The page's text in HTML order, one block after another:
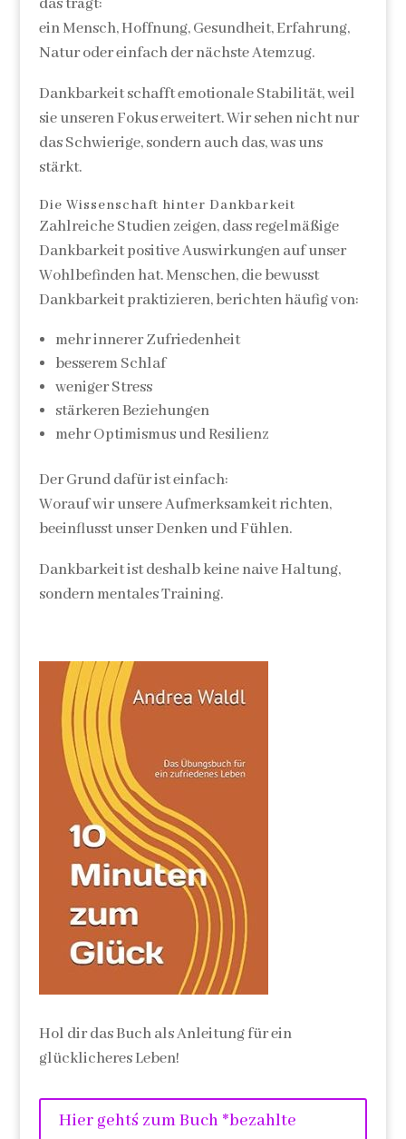
das trägt:
ein Mensch, Hoffnung, Gesundheit, Erfahrung,
Natur oder einfach der nächste Atemzug.
Dankbarkeit schafft emotionale Stabilität, weil
sie unseren Fokus erweitert. Wir sehen nicht nur
das Schwierige, sondern auch das, was uns
stärkt.
Die Wissenschaft hinter Dankbarkeit
Zahlreiche Studien zeigen, dass regelmäßige
Dankbarkeit positive Auswirkungen auf unser
Wohlbefinden hat. Menschen, die bewusst
Dankbarkeit praktizieren, berichten häufig von:
mehr innerer Zufriedenheit
besserem Schlaf
weniger Stress
stärkeren Beziehungen
mehr Optimismus und Resilienz
Der Grund dafür ist einfach:
Worauf wir unsere Aufmerksamkeit richten,
beeinflusst unser Denken und Fühlen.
Dankbarkeit ist deshalb keine naive Haltung,
sondern mentales Training.
Hol dir das Buch als Anleitung für ein
glücklicheres Leben!
Hier geht´s zum Buch *bezahlte